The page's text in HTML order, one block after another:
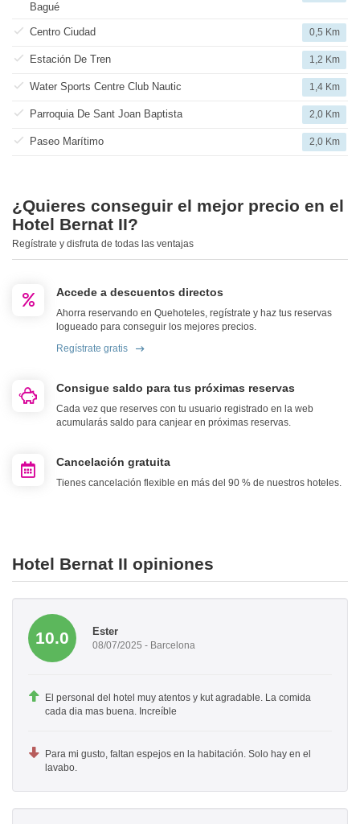
Bagué
Centro Ciudad 0,5 Km
Estación De Tren 1,2 Km
Water Sports Centre Club Nautic 1,4 Km
Parroquia De Sant Joan Baptista 2,0 Km
Paseo Marítimo 2,0 Km
¿Quieres conseguir el mejor precio en el
Hotel Bernat II?
Regístrate y disfruta de todas las ventajas
Accede a descuentos directos
Ahorra reservando en Quehoteles, regístrate y haz tus reservas
logueado para conseguir los mejores precios.
Regístrate gratis
Consigue saldo para tus próximas reservas
Cada vez que reserves con tu usuario registrado en la web
acumularás saldo para canjear en próximas reservas.
Cancelación gratuita
Tienes cancelación flexible en más del 90 % de nuestros hoteles.
Hotel Bernat II opiniones
10.0 Ester
08/07/2025 - Barcelona
El personal del hotel muy atentos y kut agradable. La comida
cada dia mas buena. Increíble
Para mi gusto, faltan espejos en la habitación. Solo hay en el
lavabo.